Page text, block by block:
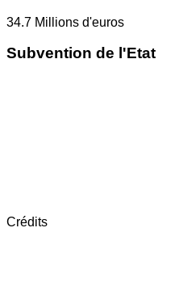
34.7 Millions d'euros
Subvention de l'Etat
Crédits